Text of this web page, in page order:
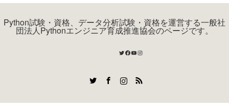
Python試験・資格、データ分析試験・資格を運営する一般社
団法人Pythonエンジニア育成推進協会のページです。
Twitter
Facebook
YouTube
Instagram
RSS